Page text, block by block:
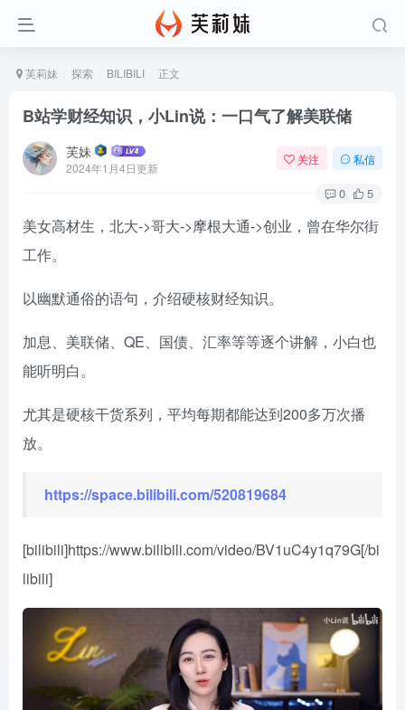
芙莉妹 探索 BILIBILI 正文
B站学财经知识，小Lin说：一口气了解美联储
芙妹
2024年1月4日更新
关注 私信
0 5
美女高材生，北大->哥大->摩根大通->创业，曾在华尔街
工作。
以幽默通俗的语句，介绍硬核财经知识。
加息、美联储、QE、国债、汇率等等逐个讲解，小白也
能听明白。
尤其是硬核干货系列，平均每期都能达到200多万次播
放。
https://space.bilibili.com/520819684
[bilibili]https://www.bilibili.com/video/BV1uC4y1q79G[/bi
libili]